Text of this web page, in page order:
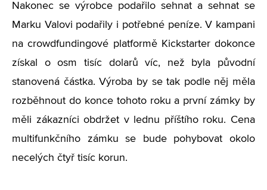
Nakonec se výrobce podařilo sehnat a sehnat se
Marku Valovi podařily i potřebné peníze. V kampani
na crowdfundingové platformě Kickstarter dokonce
získal o osm tisíc dolarů víc, než byla původní
stanovená částka. Výroba by se tak podle něj měla
rozběhnout do konce tohoto roku a první zámky by
měli zákazníci obdržet v lednu příštího roku. Cena
multifunkčního zámku se bude pohybovat okolo
necelých čtyř tisíc korun.